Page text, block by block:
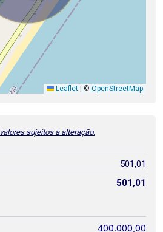
Leaflet © OpenStreetMap
valores sujeitos a alteração.
501,01
501,01
400.000,00